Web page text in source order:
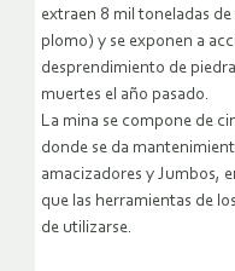
extraen 8 mil toneladas
plomo) y se exponen a
desprendimiento de
muertes el año pasado.
La mina se compone de
donde se da
amacizadores y Jumbos,
que las herramientas de
de utilizarse.